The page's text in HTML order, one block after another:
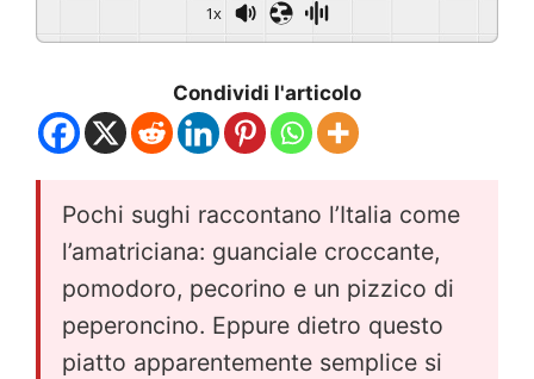
1x
Condividi l'articolo
Pochi sughi raccontano l’Italia come
l’amatriciana: guanciale croccante,
pomodoro, pecorino e un pizzico di
peperoncino. Eppure dietro questo
piatto apparentemente semplice si